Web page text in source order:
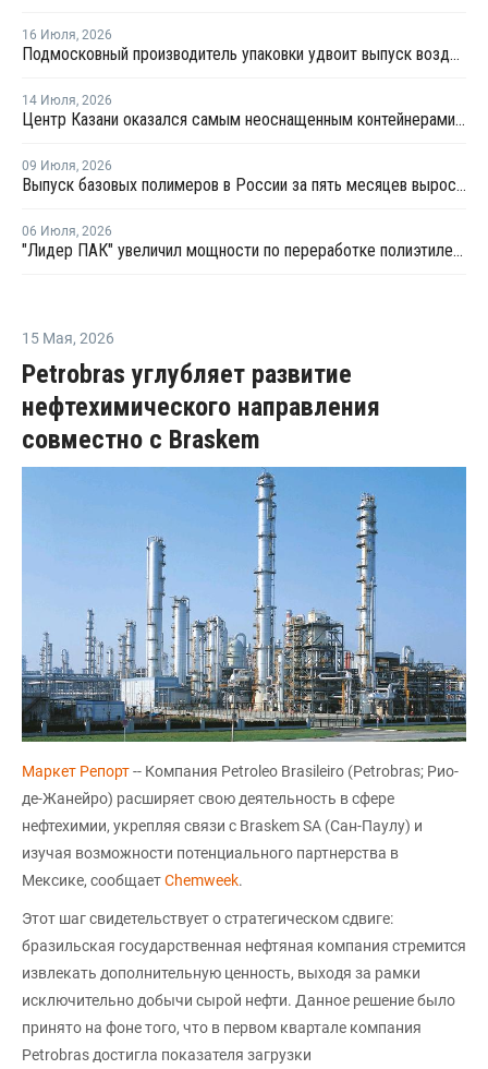
16 Июля, 2026
Подмосковный производитель упаковки удвоит выпуск воздушно-пузырчатой пленки до 30 млн кв. метров в год
14 Июля, 2026
Центр Казани оказался самым неоснащенным контейнерами раздельного сбора отходов
09 Июля, 2026
Выпуск базовых полимеров в России за пять месяцев вырос на 3,8%
06 Июля, 2026
"Лидер ПАК" увеличил мощности по переработке полиэтилена
15 Мая, 2026
Petrobras углубляет развитие
нефтехимического направления
совместно с Braskem
Маркет Репорт-- Компания Petroleo Brasileiro (Petrobras; Рио-
де-Жанейро) расширяет свою деятельность в сфере
нефтехимии, укрепляя связи с Braskem SA (Сан-Паулу) и
изучая возможности потенциального партнерства в
Мексике, сообщаетChemweek.
Этот шаг свидетельствует о стратегическом сдвиге:
бразильская государственная нефтяная компания стремится
извлекать дополнительную ценность, выходя за рамки
исключительно добычи сырой нефти. Данное решение было
принято на фоне того, что в первом квартале компания
Petrobras достигла показателя загрузки